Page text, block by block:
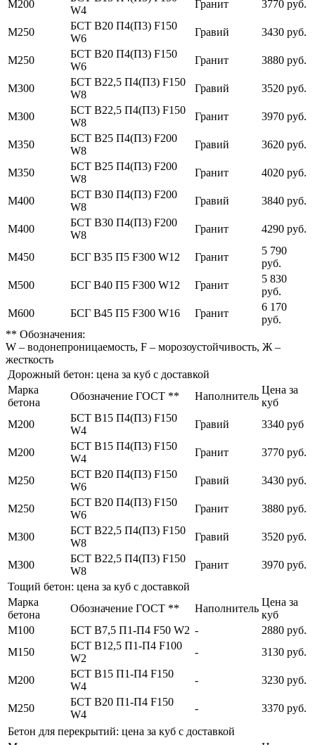
М200
W4
Гранит 3770 руб.
М250
БСТ В20 П4(П3) F150
W6
Гравий 3430 руб.
М250
БСТ В20 П4(П3) F150
W6
Гранит 3880 руб.
М300
БСТ В22,5 П4(П3) F150
W8
Гравий 3520 руб.
М300
БСТ В22,5 П4(П3) F150
W8
Гранит 3970 руб.
М350
БСТ В25 П4(П3) F200
W8
Гравий 3620 руб.
М350
БСТ В25 П4(П3) F200
W8
Гранит 4020 руб.
М400
БСТ В30 П4(П3) F200
W8
Гравий 3840 руб.
М400
БСТ В30 П4(П3) F200
W8
Гранит 4290 руб.
М450 БСГ В35 П5 F300 W12 Гранит
5 790
руб.
М500
БСГ В40 П5 F300 W12 Гранит
5 830
руб.
М600
БСГ В45 П5 F300 W16 Гранит
6 170
руб.
** Обозначения:
W – водонепроницаемость, F – морозоустойчивость, Ж –
жесткость
Дорожный бетон: цена за куб с доставкой
Марка
бетона
Обозначение ГОСТ ** Наполнитель
Цена за
куб
М200
БСТ В15 П4(П3) F150
W4
Гравий 3340 руб
М200
БСТ В15 П4(П3) F150
W4
Гранит 3770 руб.
М250
БСТ В20 П4(П3) F150
W6
Гравий 3430 руб.
М250
БСТ В20 П4(П3) F150
W6
Гранит 3880 руб.
М300
БСТ В22,5 П4(П3) F150
W8
Гравий 3520 руб.
М300
БСТ В22,5 П4(П3) F150
W8
Гранит
3970 руб.
Тощий бетон: цена за куб с доставкой
Марка
бетона
Обозначение ГОСТ ** Наполнитель
Цена за
куб
М100
БСТ В7,5 П1-П4 F50 W2 -
2880 руб.
М150
БСТ В12,5 П1-П4 F100
W2
- 3130 руб.
М200
БСТ В15 П1-П4 F150
W4
- 3230 руб.
М250
БСТ В20 П1-П4 F150
W4
-
3370 руб.
Бетон для перекрытий: цена за куб с доставкой